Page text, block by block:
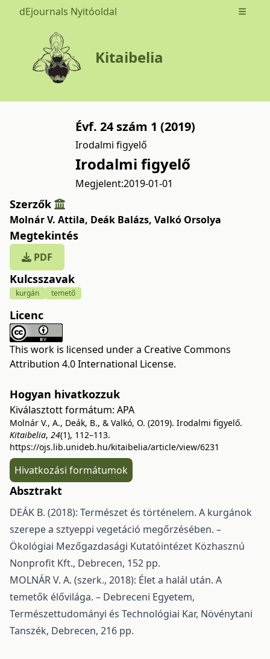
dEjournals Nyitóoldal Open
Kitaibelia
Évf. 24 szám 1 (2019)
Irodalmi figyelő
Irodalmi figyelő
Megjelent:2019-01-01
Szerzők
Molnár V. Attila, Deák Balázs, Valkó Orsolya
Megtekintés
PDF
Kulcsszavak
kurgán temető
Licenc
This work is licensed under a Creative Commons
Attribution 4.0 International License.
Hogyan hivatkozzuk
Kiválasztott formátum: APA
Molnár V., A., Deák, B., & Valkó, O. (2019). Irodalmi figyelő.
Kitaibelia, 24(1), 112–113.
https://ojs.lib.unideb.hu/kitaibelia/article/view/6231
Hivatkozási formátumok
Absztrakt
DEÁK B. (2018): Természet és történelem. A kurgánok
szerepe a sztyeppi vegetáció megőrzésében. –
Ökológiai Mezőgazdasági Kutatóintézet Közhasznú
Nonprofit Kft., Debrecen, 152 pp.
MOLNÁR V. A. (szerk., 2018): Élet a halál után. A
temetők élővilága. – Debreceni Egyetem,
Természettudományi és Technológiai Kar, Növénytani
Tanszék, Debrecen, 216 pp.